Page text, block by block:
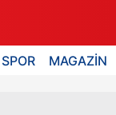
SPOR MAGAZİN